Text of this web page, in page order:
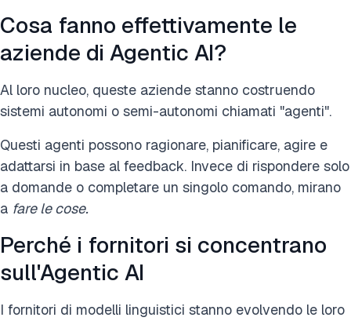
Cosa fanno effettivamente le
aziende di Agentic AI?
Al loro nucleo, queste aziende stanno costruendo
sistemi autonomi o semi-autonomi chiamati "agenti".
Questi agenti possono ragionare, pianificare, agire e
adattarsi in base al feedback. Invece di rispondere solo
a domande o completare un singolo comando, mirano
a fare le cose.
Perché i fornitori si concentrano
sull'Agentic AI
I fornitori di modelli linguistici stanno evolvendo le loro